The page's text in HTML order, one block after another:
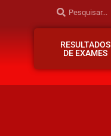
RESULTADOS
DE EXAMES